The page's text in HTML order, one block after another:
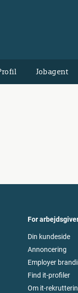
Jobagent
For
Din kundeside
Annoncering
Employer
Find it-profiler
Om it-